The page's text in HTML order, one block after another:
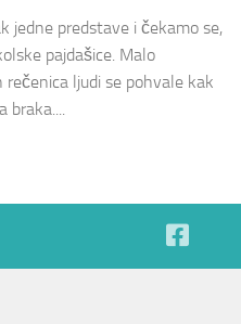
jedne predstave i čekamo se,
pajdašice. Malo
ljudi se pohvale kak
braka....